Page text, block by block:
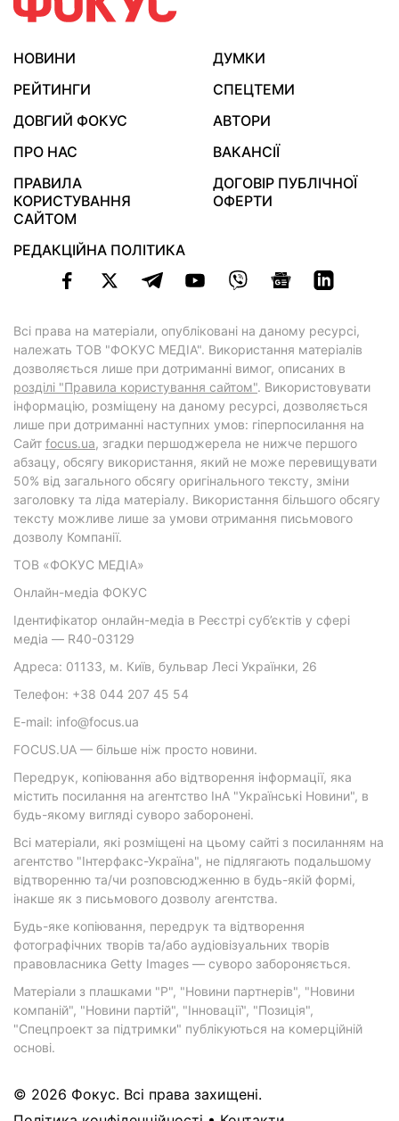
НОВИНИ
ДУМКИ
РЕЙТИНГИ
СПЕЦТЕМИ
ДОВГИЙ ФОКУС
АВТОРИ
ПРО НАС
ВАКАНСІЇ
ПРАВИЛА
КОРИСТУВАННЯ
САЙТОМ
ДОГОВІР ПУБЛІЧНОЇ
ОФЕРТИ
РЕДАКЦІЙНА ПОЛІТИКА
Всі права на матеріали, опубліковані на даному ресурсі,
належать ТОВ "ФОКУС МЕДІА". Використання матеріалів
дозволяється лише при дотриманні вимог, описаних в
розділі "Правила користування сайтом". Використовувати
інформацію, розміщену на даному ресурсі, дозволяється
лише при дотриманні наступних умов: гіперпосилання на
Cайт focus.ua, згадки першоджерела не нижче першого
абзацу, обсягу використання, який не може перевищувати
50% від загального обсягу оригінального тексту, зміни
заголовку та ліда матеріалу. Використання більшого обсягу
тексту можливе лише за умови отримання письмового
дозволу Компанії.
ТОВ «ФОКУС МЕДІА»
Онлайн-медіа ФОКУС
Ідентифікатор онлайн-медіа в Реєстрі суб’єктів у сфері
медіа — R40-03129
Адреса: 01133, м. Київ, бульвар Лесі Українки, 26
Телефон: +38 044 207 45 54
E-mail: info@focus.ua
FOCUS.UA — більше ніж просто новини.
Передрук, копіювання або відтворення інформації, яка
містить посилання на агентство ІнА "Українські Новини", в
будь-якому вигляді суворо заборонені.
Всі матеріали, які розміщені на цьому сайті з посиланням на
агентство "Інтерфакс-Україна", не підлягають подальшому
відтворенню та/чи розповсюдженню в будь-якій формі,
інакше як з письмового дозволу агентства.
Будь-яке копіювання, передрук та відтворення
фотографічних творів та/або аудіовізуальних творів
правовласника Getty Images — суворо забороняється.
Матеріали з плашками "Р", "Новини партнерів", "Новини
компаній", "Новини партій", "Інновації", "Позиція",
"Спецпроект за підтримки" публікуються на комерційній
основі.
© 2026 Фокус. Всі права захищені.